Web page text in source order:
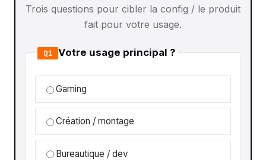
Trois questions pour cibler la config / le produit
fait pour votre usage.
Q1 Votre usage principal ?
Gaming
Création / montage
Bureautique / dev